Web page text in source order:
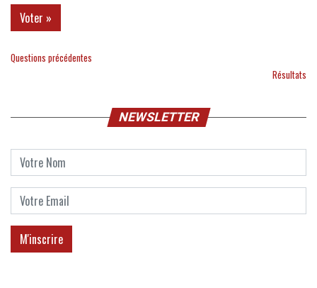
Questions précédentes
Résultats
NEWSLETTER